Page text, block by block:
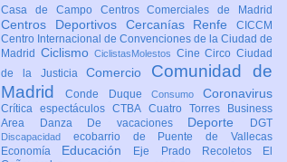
Casa de Campo Centros Comerciales de Madrid
Centros Deportivos Cercanías Renfe CICCM
Centro Internacional de Convenciones de la Ciudad de
Madrid CiclismoCiclistasMolestos CineCircoCiudad
de la JusticiaComercio Comunidad de
MadridConde Duque Consumo Coronavirus
Crítica espectáculosCTBA Cuatro Torres Business
Area
Danza De vacaciones Deporte DGT
Discapacidad ecobarrio de Puente de Vallecas
Economía Educación Eje Prado Recoletos
El